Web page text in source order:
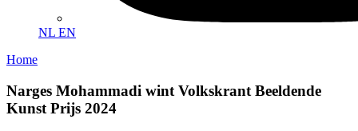
NL EN
Home
Narges Mohammadi wint Volkskrant Beeldende
Kunst Prijs 2024